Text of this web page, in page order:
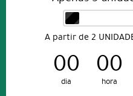
A partir de 2
00
dia
00
hora